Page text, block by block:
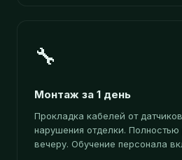
🔧
Монтаж за 1 день
Прокладка кабелей от
нарушения отделки.
вечеру. Обучение персонала